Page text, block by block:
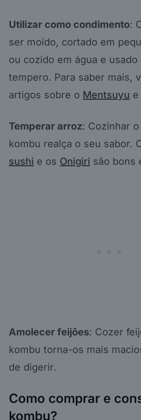
Utilizar como condimento:
ser moído, cortado em
ou cozido em água e usado
tempero. Para saber mais,
artigos sobre o Mentsuyu e
Temperar arroz: Cozinhar
kombu realça o seu sabor.
sushi e os Onigiri são bons
Amolecer feijões: Cozer
kombu torna-os mais
de digerir.
Como comprar e
kombu?